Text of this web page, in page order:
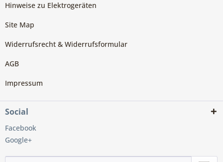
Hinweise zu Elektrogeräten
Site Map
Widerrufsrecht & Widerrufsformular
AGB
Impressum
Social
Facebook
Google+